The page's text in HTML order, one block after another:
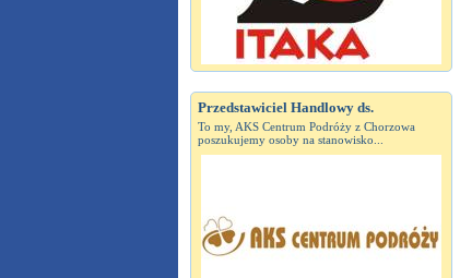
Przedstawiciel Handlowy ds.
To my, AKS Centrum Podróży z Chorzowa
poszukujemy osoby na stanowisko...